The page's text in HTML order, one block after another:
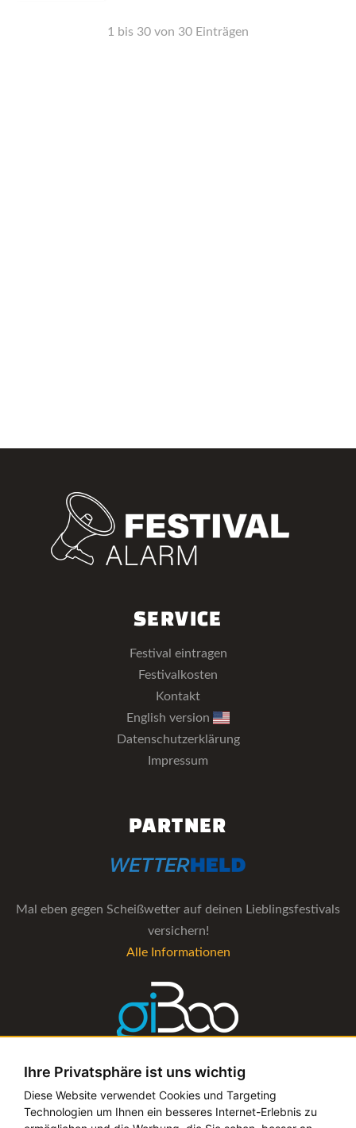
Ihre Privatsphäre ist uns wichtig
Diese Website verwendet Cookies und Targeting
Technologien um Ihnen ein besseres Internet-Erlebnis zu
1 bis 30 von 30 Einträgen
SERVICE
Festival eintragen
Festivalkosten
Kontakt
English version
Datenschutzerklärung
Impressum
PARTNER
Mal eben gegen Scheißwetter auf deinen Lieblingsfestivals
versichern!
Alle Informationen
Die Verwaltungs-Software für alle Künstler- und
Bookingagenturen